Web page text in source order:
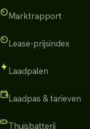
Marktrapport
Lease-prijsindex
Laadpalen
Laadpas & tarieven
Thuisbatterij